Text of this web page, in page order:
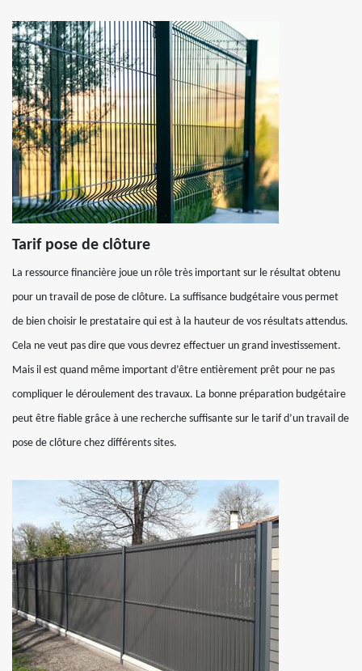
Tarif pose de clôture
La ressource financière joue un rôle très important sur le résultat obtenu
pour un travail de pose de clôture. La suffisance budgétaire vous permet
de bien choisir le prestataire qui est à la hauteur de vos résultats attendus.
Cela ne veut pas dire que vous devrez effectuer un grand investissement.
Mais il est quand même important d’être entièrement prêt pour ne pas
compliquer le déroulement des travaux. La bonne préparation budgétaire
peut être fiable grâce à une recherche suffisante sur le tarif d’un travail de
pose de clôture chez différents sites.